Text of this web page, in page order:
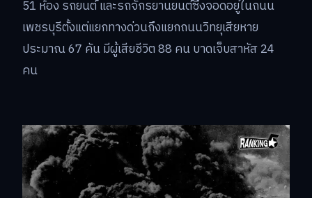
51 ห้อง รถยนต์ และรถจักรยานยนต์ซึ่งจอดอยู่ในถนน
เพชรบุรีตั้งแต่แยกทางด่วนถึงแยกถนนวิทยุเสียหาย
ประมาณ 67 คัน มีผู้เสียชีวิต 88 คน บาดเจ็บสาหัส 24
คน